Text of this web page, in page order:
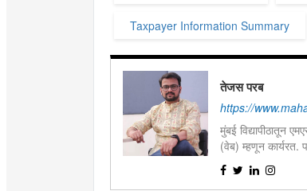
Taxpayer Information Summary
तेजस परब
https://
मुंबई विद्यापीठातून
(वेब) म्हणून कार्यरत.
वृत्तपत्रांतील
अभ्यासक.